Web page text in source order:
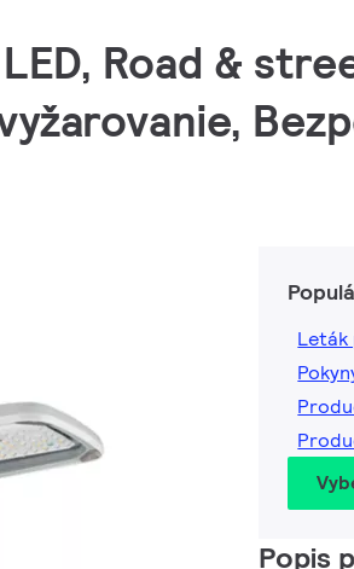
Road &
Popis